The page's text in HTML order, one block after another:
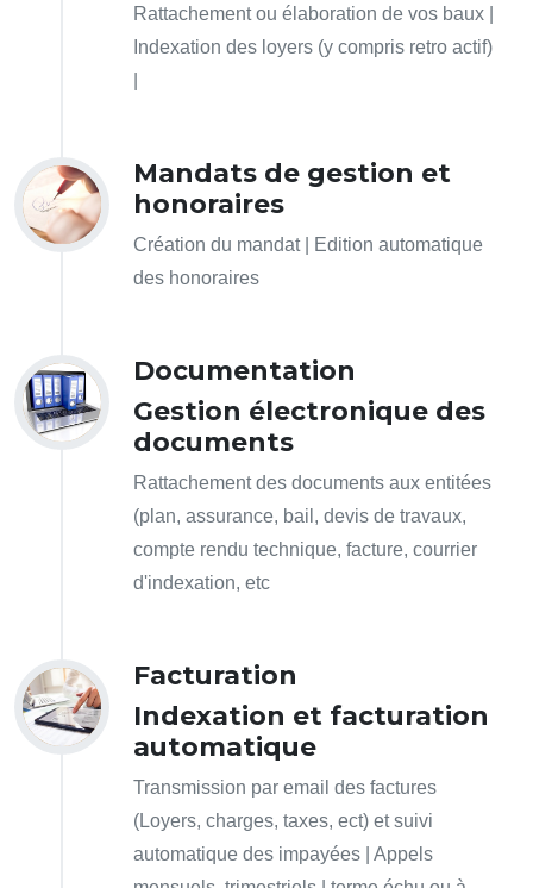
Rattachement ou élaboration de vos baux |
Indexation des loyers (y compris retro actif)
Mandats de gestion et
honoraires
Création du mandat | Edition automatique
des honoraires
Documentation
Gestion électronique des
documents
Rattachement des documents aux entitées
(plan, assurance, bail, devis de travaux,
compte rendu technique, facture, courrier
d'indexation, etc
Facturation
Indexation et facturation
automatique
Transmission par email des factures
(Loyers, charges, taxes, ect) et suivi
automatique des impayées | Appels